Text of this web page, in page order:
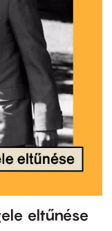
eltűnése